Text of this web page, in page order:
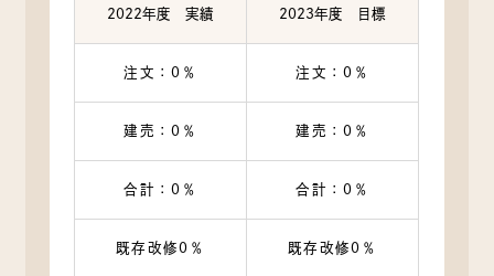
2022年度 実績 2023年度 目標
注文：0％ 注文：0％
建売：0％ 建売：0％
合計：0％ 合計：0％
既存改修0％ 既存改修0％